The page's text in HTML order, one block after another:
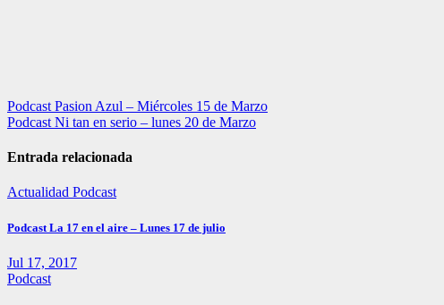
Navegación
de
entradas
Podcast Pasion Azul – Miércoles 15 de Marzo
Podcast Ni tan en serio – lunes 20 de Marzo
Entrada relacionada
Actualidad Podcast
Podcast La 17 en el aire – Lunes 17 de julio
Jul 17, 2017
Podcast